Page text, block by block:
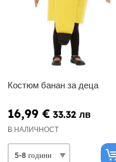
Костюм банан за деца
16,99 € 33.32 лв
В НАЛИЧНОСТ